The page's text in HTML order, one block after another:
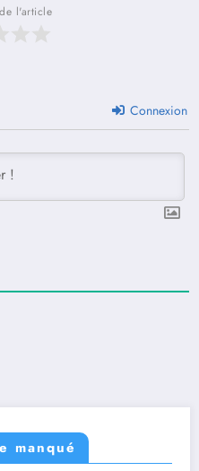
l'article
Connexion
manqué